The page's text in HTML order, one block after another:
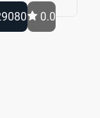
0.0